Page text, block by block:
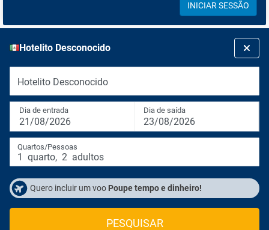
INICIAR SESSÃO
Hotelito Desconocido
Hotelito Desconocido
Dia de entrada
21/08/2026
Dia de saída
23/08/2026
Quartos/Pessoas
1 quarto, 2 adultos
Quero incluir um voo Poupe tempo e dinheiro!
PESQUISAR